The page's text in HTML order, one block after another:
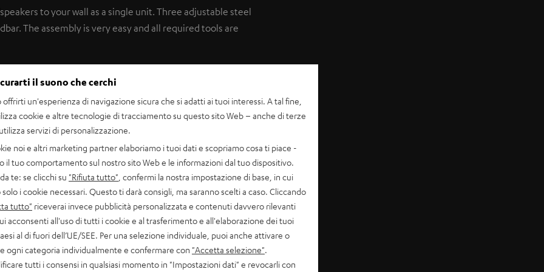
to your wall as a single unit. Three adjustable steel
The assembly is very easy and all required tools are
look. The solid steel construction is extremely
Varion, Columa 200, Columa 300, LT 4, Cubycon and
21, Cinebar 52 THX, Teufel Soundbar Streaming,
minimum, 600 mm maximum, Vertical: 100 mm minimum,
il suono che cerchi
offrirti un'esperienza di navigazione sicura che si adatti ai tuoi interessi. A tal fine,
cookie e altre tecnologie di tracciamento su questo sito Web – anche di terze
servizi di personalizzazione.
noi e altri marketing partner elaboriamo i tuoi dati e scopriamo cosa ti piace -
il tuo comportamento sul nostro sito Web e le informazioni dal tuo dispositivo.
te: se clicchi su "Rifiuta tutto" , confermi la nostra impostazione di base, in cui
i cookie necessari. Questo ti darà consigli, ma saranno scelti a caso. Cliccando
tutto" riceverai invece pubblicità personalizzata e contenuti davvero rilevanti
acconsenti all'uso di tutti i cookie e al trasferimento e all'elaborazione dei tuoi
al di fuori dell’UE/SEE. Per una selezione individuale, puoi anche attivare o
ogni categoria individualmente e confermare con "Accetta selezione"
tutti i consensi in qualsiasi momento in "Impostazioni dati" e revocarli con